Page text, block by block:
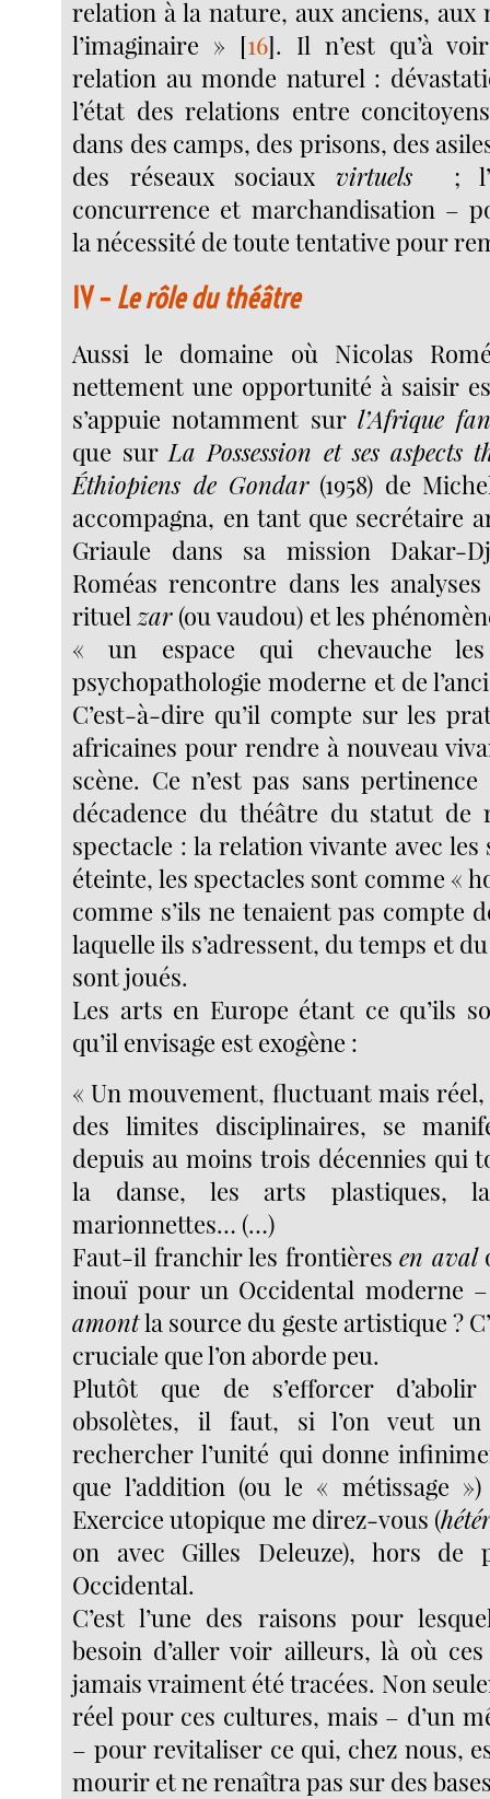
relation à la nature, aux anciens,
l’imaginaire » [16]. Il n’est qu’à
relation au monde naturel :
l’état des relations entre
dans des camps, des prisons, des
des réseaux sociaux virtuels
;
concurrence et marchandisation –
la nécessité de toute tentative pour
IV – Le rôle du théâtre
Aussi le domaine où Nicolas
nettement une opportunité à saisir
s’appuie notamment sur l’Afrique
que surLa Possession et ses aspects
Éthiopiens de Gondar(1958) de
accompagna, en tant que secrétaire
Griaule dans sa mission Dakar-
Roméas rencontre dans les
rituelzar(ou vaudou) et les
« un espace qui chevauche
psychopathologie moderne et de
C’est-à-dire qu’il compte sur les
africaines pour rendre à nouveau
scène. Ce n’est pas sans
décadence du théâtre du statut de
spectacle : la relation vivante avec les
éteinte, les spectacles sont comme «
comme s’ils ne tenaient pas compte
laquelle ils s’adressent, du temps et
sont joués.
Les arts en Europe étant ce qu’ils
qu’il envisage est exogène :
« Un mouvement, fluctuant mais réel,
des limites disciplinaires, se
depuis au moins trois décennies qui
la danse, les arts plastiques,
marionnettes… (…)
Faut-il franchir les frontièresen aval
inouï pour un Occidental moderne
amontla source du geste artistique ?
cruciale que l’on aborde peu.
Plutôt que de s’efforcer
obsolètes, il faut, si l’on veut
rechercher l’unité qui donne
que l’addition (ou le « métissage
Exercice utopique me direz-vous (
on avec Gilles Deleuze), hors de
Occidental.
C’est l’une des raisons pour
besoin d’aller voir ailleurs, là où
jamais vraiment été tracées. Non
réel pour ces cultures, mais – d’un
– pour revitaliser ce qui, chez nous,
mourir et ne renaîtra pas sur des